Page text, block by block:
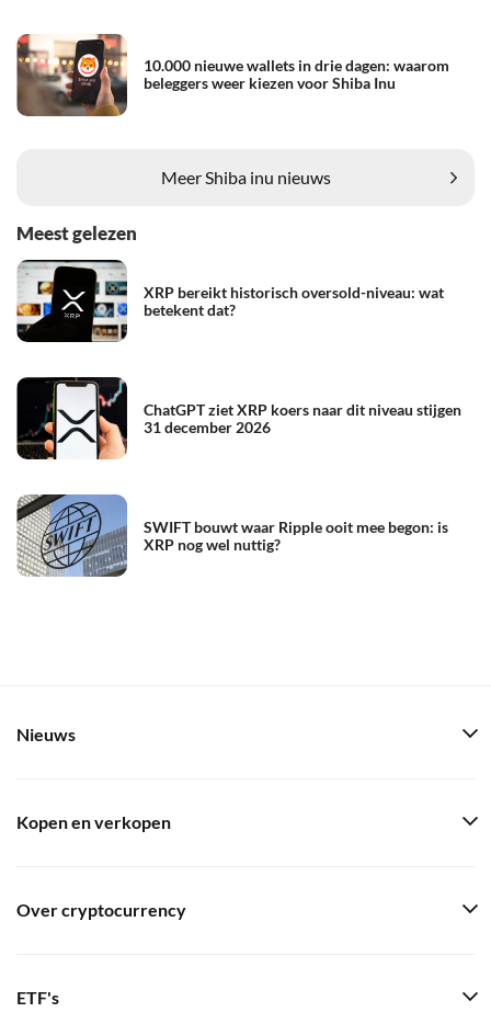
10.000 nieuwe wallets in drie dagen: waarom
beleggers weer kiezen voor Shiba Inu
Meer Shiba inu nieuws
Meest gelezen
XRP bereikt historisch oversold-niveau: wat
betekent dat?
ChatGPT ziet XRP koers naar dit niveau stijgen
31 december 2026
SWIFT bouwt waar Ripple ooit mee begon: is
XRP nog wel nuttig?
Nieuws
Kopen en verkopen
Over cryptocurrency
ETF's